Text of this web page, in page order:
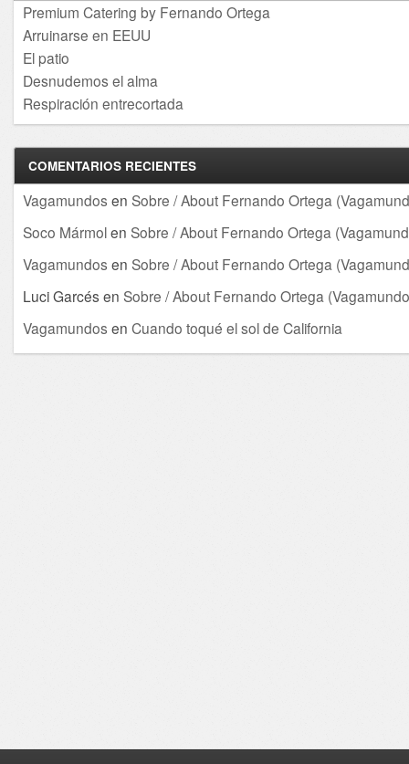
Premium Catering by Fernando Ortega
Arruinarse en EEUU
El patio
Desnudemos el alma
Respiración entrecortada
COMENTARIOS RECIENTES
Vagamundos en Sobre / About Fernando Ortega
Soco Mármolen Sobre / About Fernando Ortega
Vagamundos en Sobre / About Fernando Ortega
Luci Garcés en Sobre / About Fernando Ortega
Vagamundos en Cuando toqué el sol de California